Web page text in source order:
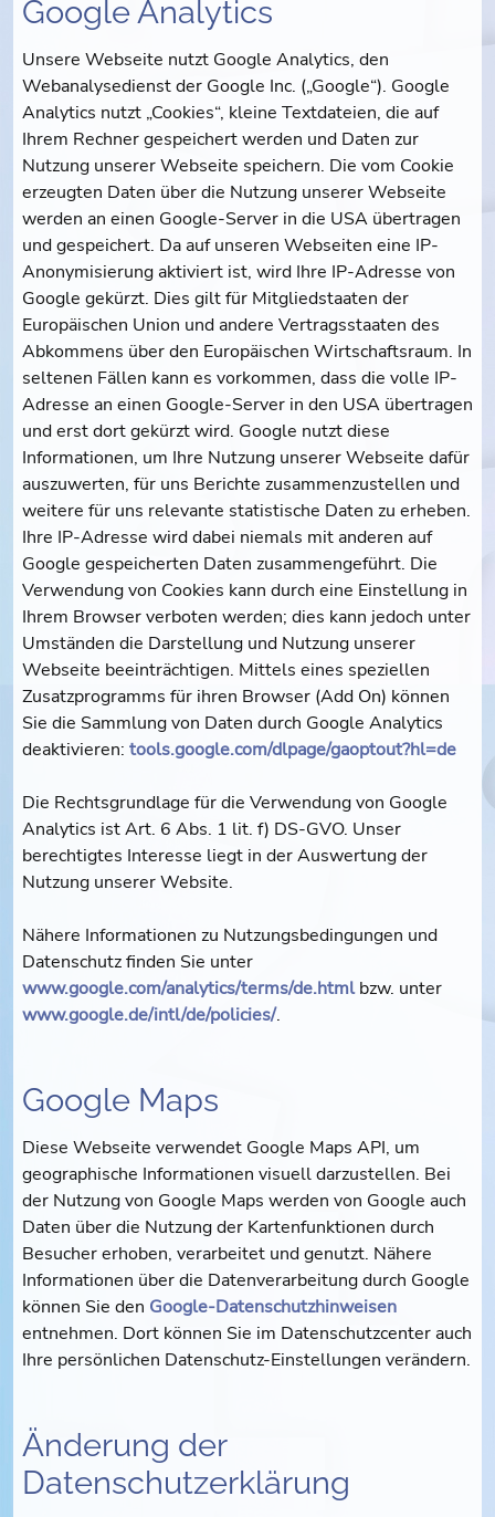
Google Analytics
Unsere Webseite nutzt Google Analytics, den
Webanalysedienst der Google Inc. („Google“). Google
Analytics nutzt „Cookies“, kleine Textdateien, die auf
Ihrem Rechner gespeichert werden und Daten zur
Nutzung unserer Webseite speichern. Die vom Cookie
erzeugten Daten über die Nutzung unserer Webseite
werden an einen Google-Server in die USA übertragen
und gespeichert. Da auf unseren Webseiten eine IP-
Anonymisierung aktiviert ist, wird Ihre IP-Adresse von
Google gekürzt. Dies gilt für Mitgliedstaaten der
Europäischen Union und andere Vertragsstaaten des
Abkommens über den Europäischen Wirtschaftsraum. In
seltenen Fällen kann es vorkommen, dass die volle IP-
Adresse an einen Google-Server in den USA übertragen
und erst dort gekürzt wird. Google nutzt diese
Informationen, um Ihre Nutzung unserer Webseite dafür
auszuwerten, für uns Berichte zusammenzustellen und
weitere für uns relevante statistische Daten zu erheben.
Ihre IP-Adresse wird dabei niemals mit anderen auf
Google gespeicherten Daten zusammengeführt. Die
Verwendung von Cookies kann durch eine Einstellung in
Ihrem Browser verboten werden; dies kann jedoch unter
Umständen die Darstellung und Nutzung unserer
Webseite beeinträchtigen. Mittels eines speziellen
Zusatzprogramms für ihren Browser (Add On) können
Sie die Sammlung von Daten durch Google Analytics
deaktivieren: tools.google.com/dlpage/gaoptout?hl=de
Die Rechtsgrundlage für die Verwendung von Google
Analytics ist Art. 6 Abs. 1 lit. f) DS-GVO. Unser
berechtigtes Interesse liegt in der Auswertung der
Nutzung unserer Website.
Nähere Informationen zu Nutzungsbedingungen und
Datenschutz finden Sie unter
www.google.com/analytics/terms/de.htmlbzw. unter
www.google.de/intl/de/policies/.
Google Maps
Diese Webseite verwendet Google Maps API, um
geographische Informationen visuell darzustellen. Bei
der Nutzung von Google Maps werden von Google auch
Daten über die Nutzung der Kartenfunktionen durch
Besucher erhoben, verarbeitet und genutzt. Nähere
Informationen über die Datenverarbeitung durch Google
können Sie den Google-Datenschutzhinweisen
entnehmen. Dort können Sie im Datenschutzcenter auch
Ihre persönlichen Datenschutz-Einstellungen verändern.
Änderung der
Datenschutzerklärung